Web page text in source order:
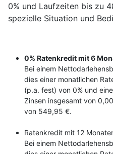
0% und Laufzeiten bis zu
spezielle Situation und
0% Ratenkredit mit 6
Bei einem
dies einer monatlichen
(p.a. fest) von 0% und
Zinsen insgesamt von
von 549,95 €.
Ratenkredit mit 12
Bei einem